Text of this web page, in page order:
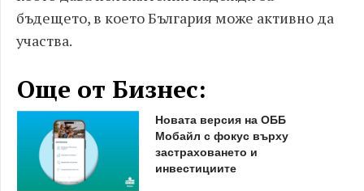
бъдещето, в което България може активно да
участва.
Още от Бизнес:
Новата версия на ОББ
Мобайл с фокус върху
застраховането и
инвестициите